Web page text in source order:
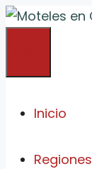
Saltar
Inicio
Regiones